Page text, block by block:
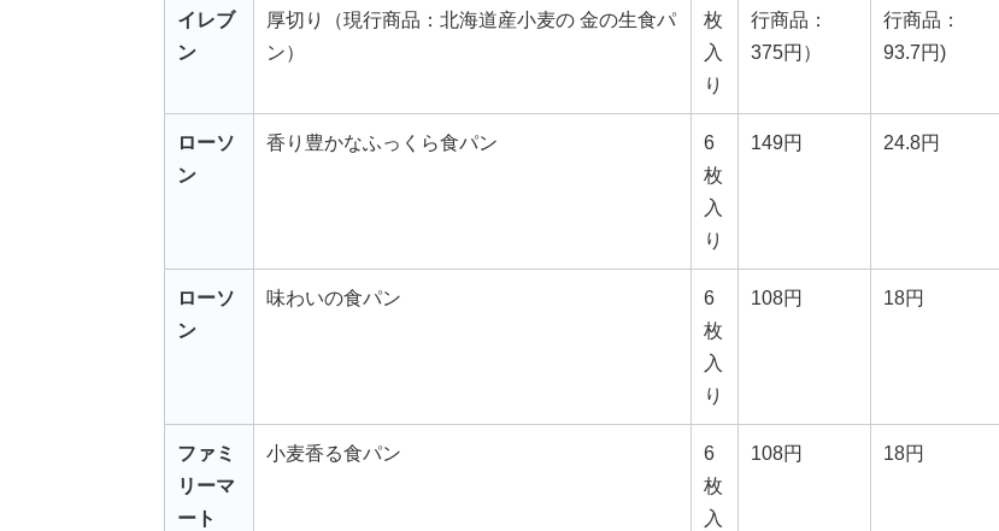
イレブ
ン
厚切り（現行商品：北海道産小麦の 金の生食パ
ン）
枚
入
り
行商品：
375円）
行商品：
93.7円)
ローソ
ン
香り豊かなふっくら食パン
6
枚
入
り
149円 24.8円
ローソ
ン
味わいの食パン
6
枚
入
り
108円 18円
ファミ
リーマ
ート
小麦香る食パン
6
枚
入
108円 18円